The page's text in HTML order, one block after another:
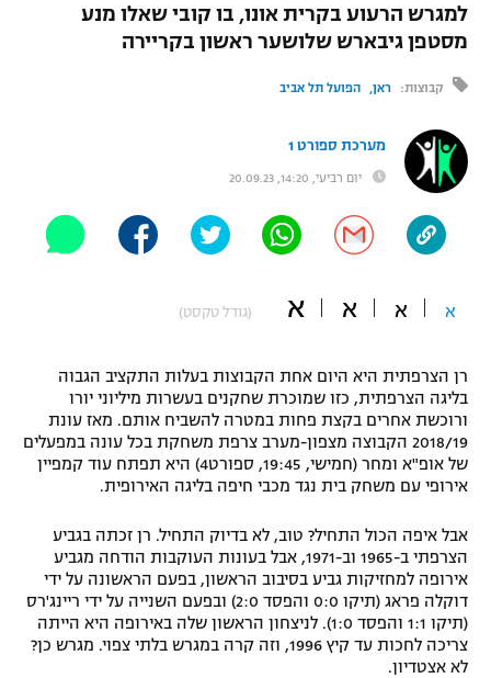
ברחבה
"מעל הליגה" – פודקאסט
"מחצית בשכונה" – פודקאסט
משתתפים וזוכים בפרסים
תקנון משתתפים וזוכים בפרסים
תקנון עבור פעילות ספורט 1 – "מרלן"
טניס
גיימינג E-Sports
תנאי שימוש
מדיניות פרטיות
תקנון פעילות ספורט 1
רשיון להקרנה פומבית לבית עסק
מכבי נתניה
בני יהודה
ליגה ברזילאית
ספורט אולימפי
UFC
היאבקות WWE
אופניים
ספורט מוטורי
בייסבול MLB
ספורט אתגרי ואקסטרים
אומנויות לחימה
גיימינג E-Sports
למגרש הרעוע בקרית אונו, בו קובי שאלו מנע
מסטפן גיבארש שלושער ראשון בקריירה
קבוצות: ראן הפועל תל אביב
מערכת ספורט 1
יום רביעי, 14:20, 20.09.23
א א א א (גודל טקסט)
רן הצרפתית היא היום אחת הקבוצות בעלות התקציב הגבוה
בליגה הצרפתית, כזו שמוכרת שחקנים בעשרות מיליוני יורו
ורוכשת אחרים בקצת פחות במטרה להשביח אותם. מאז עונת
2018/19 הקבוצה מצפון-מערב צרפת משחקת בכל עונה במפעלים
של אופ"א ומחר (חמישי, 19:45, ספורט4) היא תפתח עוד קמפיין
אירופי עם משחק בית נגד מכבי חיפה בליגה האירופית.
אבל איפה הכול התחיל? טוב, לא בדיוק התחיל. רן זכתה בגביע
הצרפתי ב-1965 וב-1971, אבל בעונות העוקבות הודחה מגביע
אירופה למחזיקות גביע בסיבוב הראשון, בפעם הראשונה על ידי
דוקלה פראג (תיקו 0:0 והפסד 2:0) ובפעם השנייה על ידי ריינג'רס
(תיקו 1:1 והפסד 1:0). לניצחון הראשון שלה באירופה היא הייתה
צריכה לחכות עד קיץ 1996, וזה קרה במגרש בלתי צפוי. מגרש כן?
לא אצטדיון.